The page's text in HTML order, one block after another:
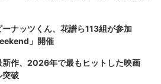
ナッツくん、花譜ら113組が参加
」開催
新作、2026年で最もヒットした映画
破